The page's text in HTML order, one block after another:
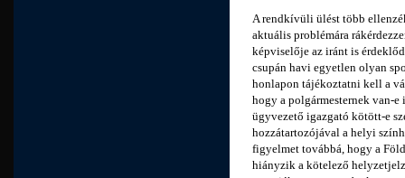
A rendkívüli ülést több
aktuális problémára
képviselője az iránt is
csupán havi egyetlen olyan
honlapon tájékoztatni kell a
hogy a polgármesternek van-
ügyvezető igazgató kötött-e
hozzátartozójával a helyi
figyelmet továbbá, hogy a
hiányzik a kötelező